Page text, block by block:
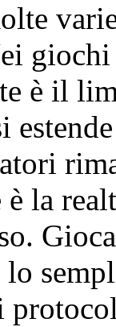
è il
la